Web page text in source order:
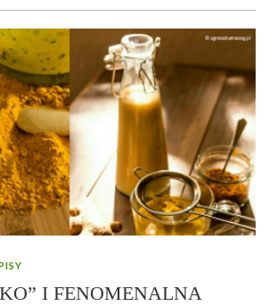
I FENOMENALNA